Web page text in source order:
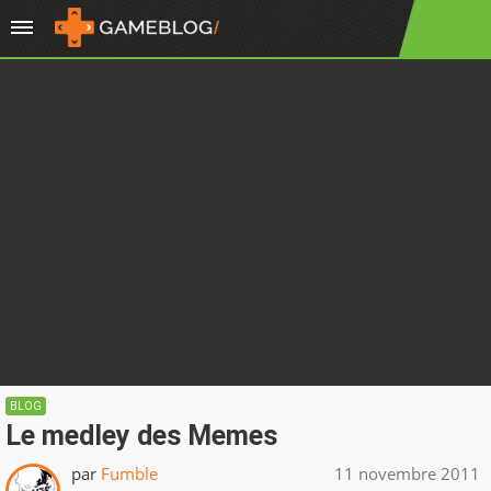
BLOG
Le medley des Memes
par Fumble 11 novembre 2011